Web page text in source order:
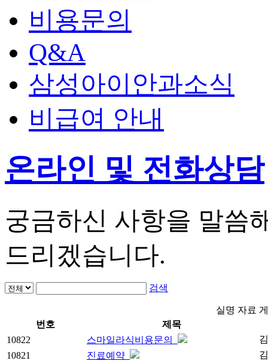
비용문의
Q&A
삼성아이안과소식
비급여 안내
온라인 및 전화상담
궁금하신 사항을 말씀
드리겠습니다.
검색
실명 자료
번호
제목
10822
스마일라식비용문의
10821
진료예약